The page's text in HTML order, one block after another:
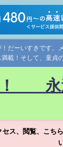
だーいすきです
載！そして、童貞
！ 永
ス、閲覧、こ